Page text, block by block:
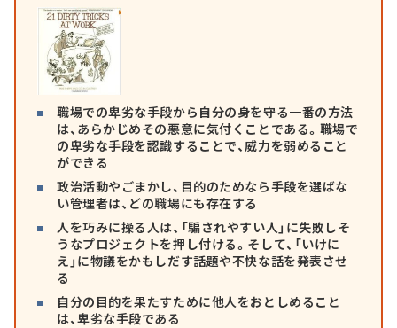
職場での卑劣な手段から自分の身を守る一番の方法
は、あらかじめその悪意に気付くことである。職場で
の卑劣な手段を認識することで、威力を弱めること
ができる
政治活動やごまかし、目的のためなら手段を選ばな
い管理者は、どの職場にも存在する
人を巧みに操る人は、「騙されやすい人」に失敗しそ
うなプロジェクトを押し付ける。そして、「いけに
え」に物議をかもしだす話題や不快な話を発表させ
る
自分の目的を果たすために他人をおとしめること
は、卑劣な手段である